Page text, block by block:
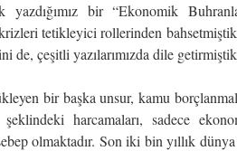
yazdığımız bir “Ekonomik
tetikleyici rollerinden
de, çeşitli yazılarımızda dile
bir başka unsur, kamu
harcamaları, sadece
olmaktadır. Son iki bin yıllık